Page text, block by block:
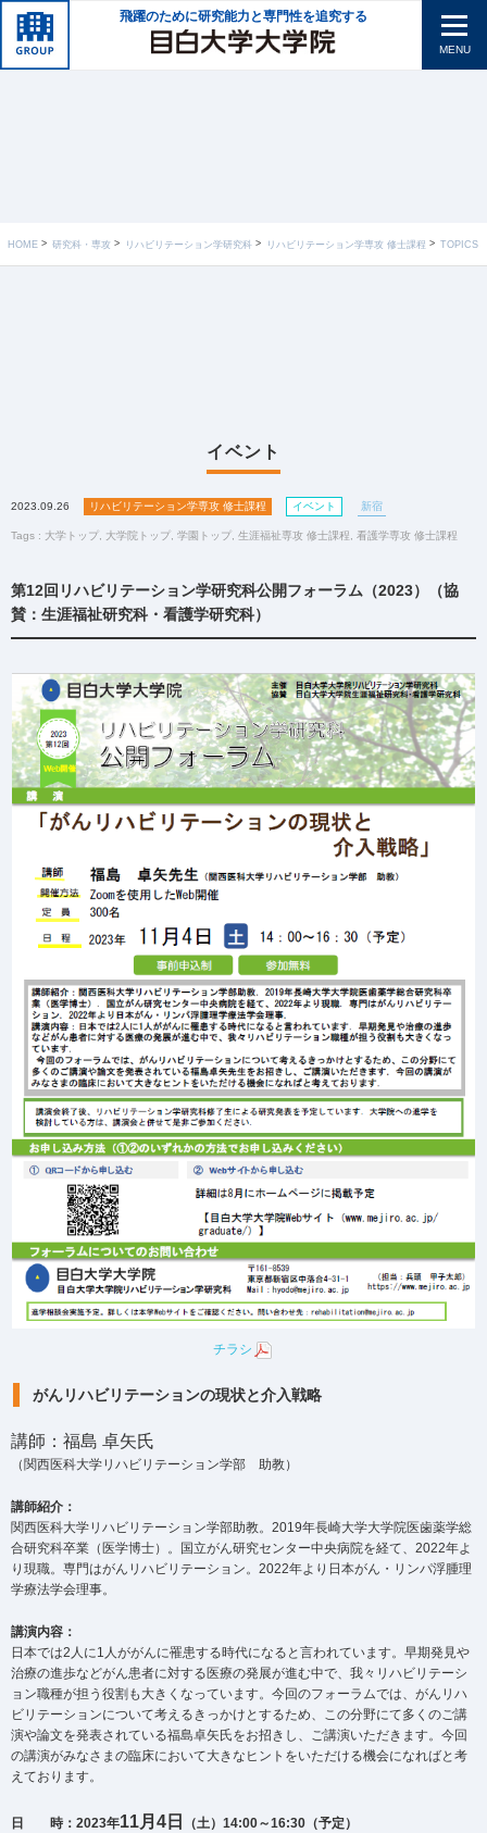
飛躍のために研究能力と専門性を追究する
MENU
HOME 研究科・専攻 リハビリテーション学研究科 リハビリテーション学専攻 修士課程 TOPICS
イベント
2023.09.26 リハビリテーション学専攻 修士課程 イベント 新宿
Tags : 大学トップ 大学院トップ 学園トップ 生涯福祉専攻 修士課程 看護学専攻 修士課程
第12回リハビリテーション学研究科公開フォーラム（2023）
（協
賛：生涯福祉研究科・看護学研究科）
チラシ
がんリハビリテーションの現状と介入戦略
講師：福島 卓矢氏
（関西医科大学リハビリテーション学部 助教）
講師紹介：
関西医科大学リハビリテーション学部助教。2019年長崎大学大学院医歯薬学総
合研究科卒業（医学博士）。国立がん研究センター中央病院を経て、2022年よ
り現職。専門はがんリハビリテーション。2022年より日本がん・リンパ浮腫理
学療法学会理事。
講演内容：
日本では2人に1人ががんに罹患する時代になると言われています。早期発見や
治療の進歩などがん患者に対する医療の発展が進む中で、我々リハビリテーシ
ョン職種が担う役割も大きくなっています。今回のフォーラムでは、がんリハ
ビリテーションについて考えるきっかけとするため、この分野にて多くのご講
演や論文を発表されている福島卓矢氏をお招きし、ご講演いただきます。今回
の講演がみなさまの臨床において大きなヒントをいただける機会になればと考
えております。
日 時：2023年11月4日
（土）14:00～16:30（予定）